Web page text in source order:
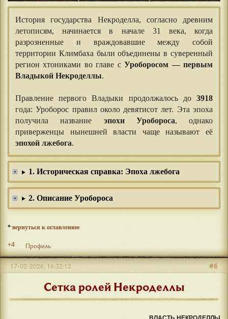
История государства Некроделла, согласно древним
летописям, начинается в начале 31 века, когда
разрозненные и враждовавшие между собой
территории Климбаха были объединены в суверенный
регион хтониками во главе сУроборосом — первым
Владыкой Некроделлы.
Правление первого Владыки продолжалось до 3918
года: Уроборос правил около девятисот лет. Эта эпоха
получила название эпохи Уробороса, однако
приверженцы нынешней власти чаще называют её
эпохой лжебога.
1. Историческая справка: Эпоха лжебога
2. Описание Уробороса
* вернуться к оглавлению
+4 Профиль
#6
17-02-2026, 16:32:12
Сетка ролей Некроделлы